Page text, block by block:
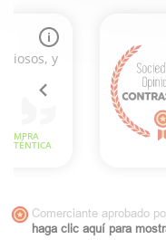
Comerciante aprobado
haga clic aquí para